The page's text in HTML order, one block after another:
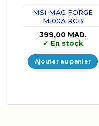
MSI MAG FORGE
M100A RGB
399,00 MAD.
✓ En stock
Ajouter au panier